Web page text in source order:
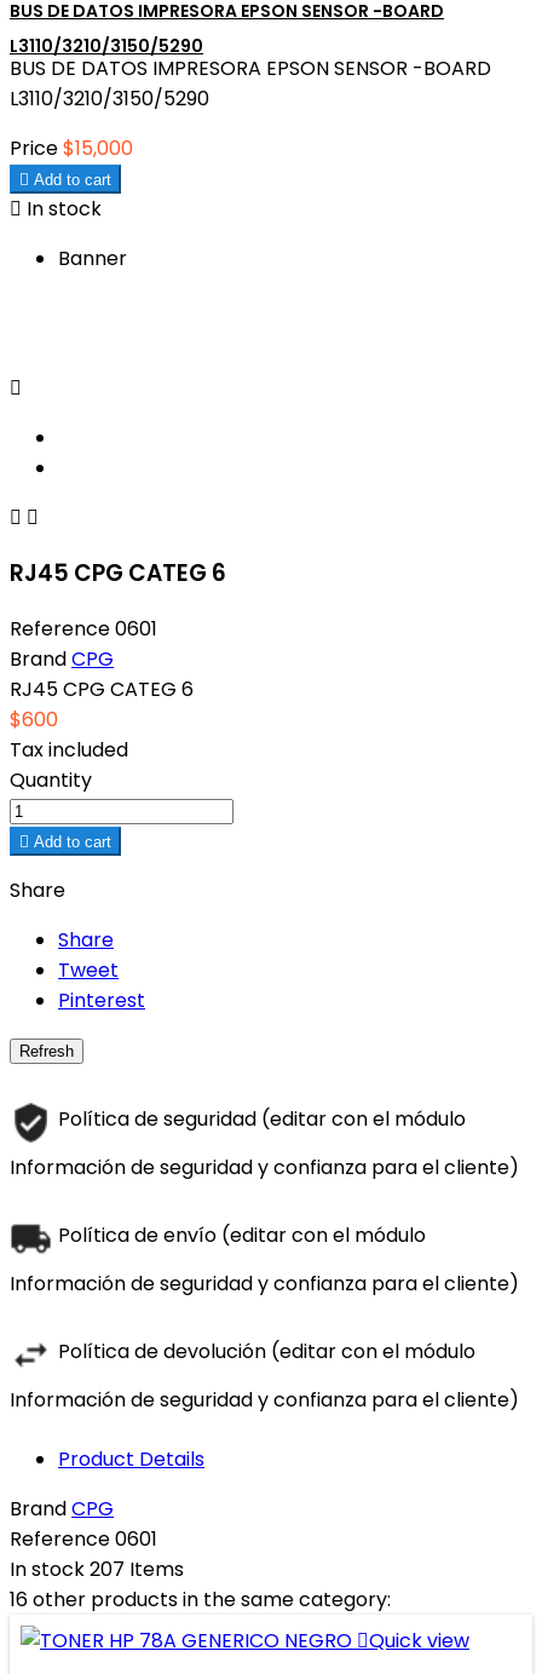
BUS DE DATOS IMPRESORA EPSON SENSOR -BOARD
L3110/3210/3150/5290
BUS DE DATOS IMPRESORA EPSON SENSOR -BOARD
L3110/3210/3150/5290
Price$15,000
 Add to cart
 In stock
Banner

 
RJ45 CPG CATEG 6
Reference0601
BrandCPG
RJ45 CPG CATEG 6
$600
Tax included
Quantity
 Add to cart
Share
Share
Tweet
Pinterest
Política de seguridad (editar con el módulo
Información de seguridad y confianza para el cliente)
Política de envío (editar con el módulo
Información de seguridad y confianza para el cliente)
Política de devolución (editar con el módulo
Información de seguridad y confianza para el cliente)
Product Details
BrandCPG
Reference0601
In stock207 Items
16 other products in the same category:
Quick view